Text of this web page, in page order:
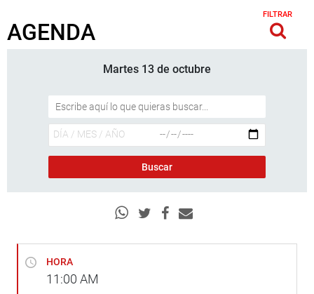
AGENDA
FILTRAR
Martes 13 de octubre
HORA
11:00 AM